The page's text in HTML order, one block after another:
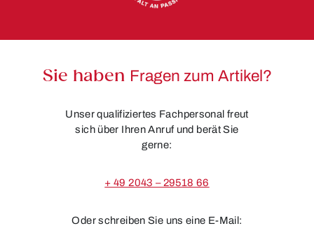
Sie haben Fragen zum Artikel?
Unser qualifiziertes Fachpersonal freut
sich über Ihren Anruf und berät Sie
gerne:
+ 49 2043 – 29518 66
Oder schreiben Sie uns eine E-Mail: